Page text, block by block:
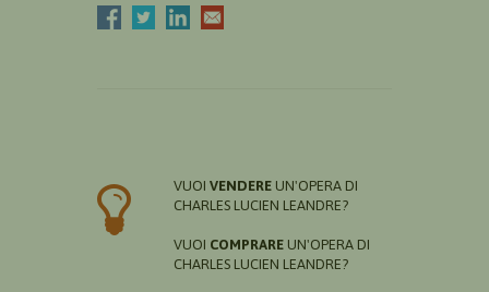
VUOI VENDERE UN'OPERA DI
CHARLES LUCIEN LEANDRE?
VUOI COMPRARE UN'OPERA DI
CHARLES LUCIEN LEANDRE?